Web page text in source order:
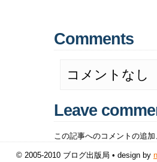
Comments
コメントなし
Leave
この記事へのコメントの追
© 2005-2010 ブログ出版局 • design by